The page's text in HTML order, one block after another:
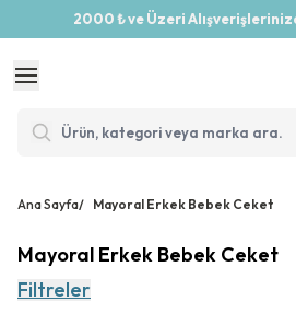
2000 ₺ ve Üzeri
Ana Sayfa/ Mayoral Erkek Bebek Ceket
Mayoral Erkek Bebek Ceket
Filtreler